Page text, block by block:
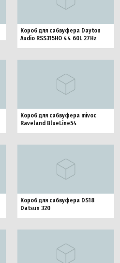
Короб для сабвуфера Dayton
Audio RSS315HO 44 60L 27Hz
Короб для сабвуфера mivoc
Raveland BlueLine54
Короб для сабвуфера DS18
Datsun 320